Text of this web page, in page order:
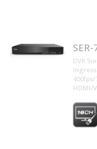
DVR
HDMI/